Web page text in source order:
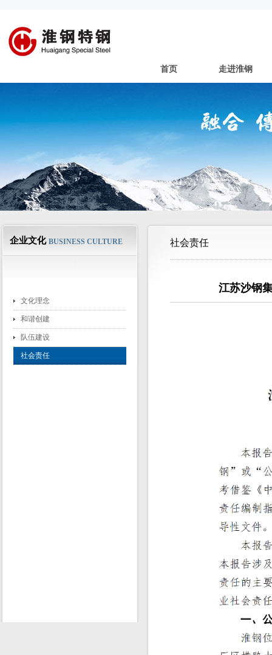
首页 走进淮钢
企业文化 BUSINESS CULTURE
文化理念
和谐创建
队伍建设
社会责任
社会责任
江苏沙钢